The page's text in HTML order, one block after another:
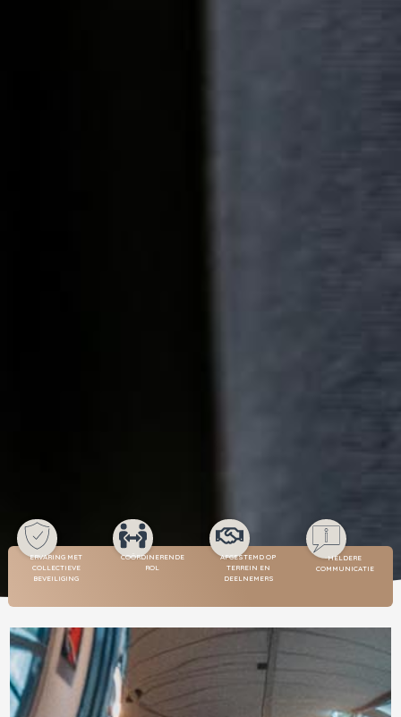
ERVARING MET
COLLECTIEVE
BEVEILIGING
COÖRDINERENDE
ROL
AFGESTEMD OP
TERREIN EN
DEELNEMERS
HELDERE
COMMUNICATIE